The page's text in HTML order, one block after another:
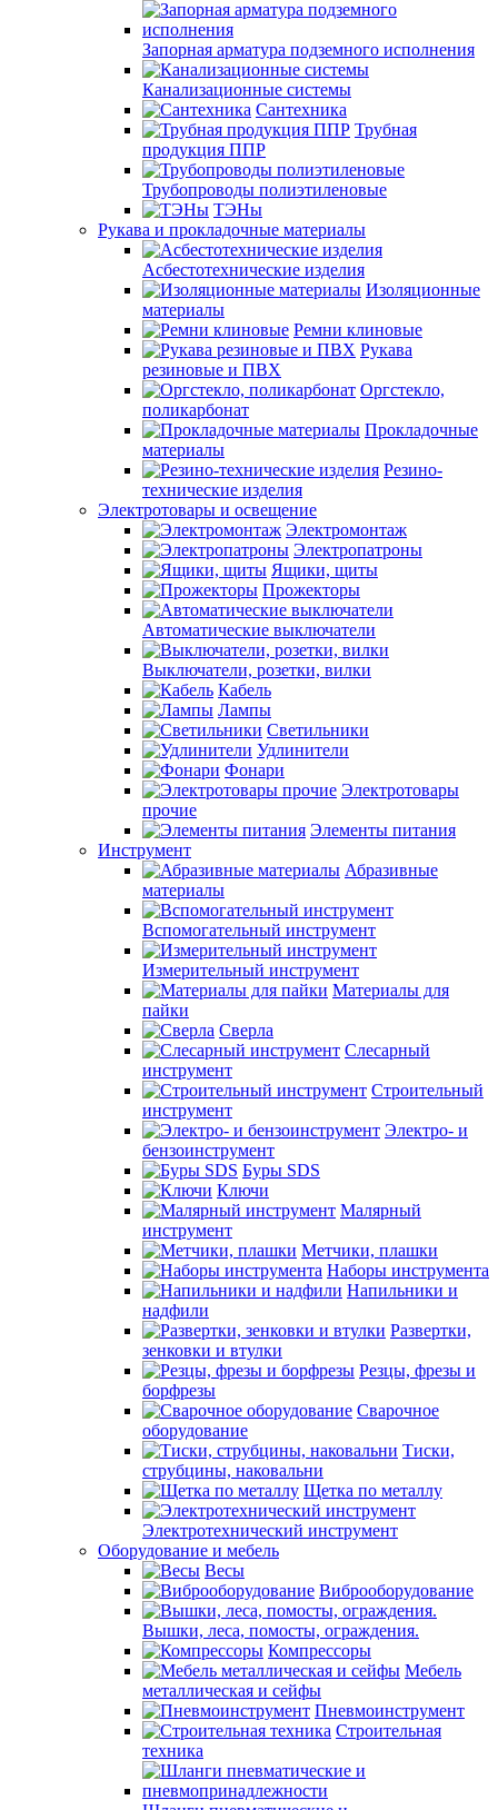
Запорная арматура подземного исполнения
Канализационные системы
Сантехника
Трубная
продукция ППР
Трубопроводы полиэтиленовые
ТЭНы
Рукава и прокладочные материалы
Асбестотехнические изделия
Изоляционные
материалы
Ремни клиновые
Рукава
резиновые и ПВХ
Оргстекло,
поликарбонат
Прокладочные
материалы
Резино-
технические изделия
Электротовары и освещение
Электромонтаж
Электропатроны
Ящики, щиты
Прожекторы
Автоматические выключатели
Выключатели, розетки, вилки
Кабель
Лампы
Светильники
Удлинители
Фонари
Электротовары
прочие
Элементы питания
Инструмент
Абразивные
материалы
Вспомогательный инструмент
Измерительный инструмент
Материалы для
пайки
Сверла
Слесарный
инструмент
Строительный
инструмент
Электро- и
бензоинструмент
Буры SDS
Ключи
Малярный
инструмент
Метчики, плашки
Наборы инструмента
Напильники и
надфили
Развертки,
зенковки и втулки
Резцы, фрезы и
борфрезы
Сварочное
оборудование
Тиски,
струбцины, наковальни
Щетка по металлу
Электротехнический инструмент
Оборудование и мебель
Весы
Виброоборудование
Вышки, леса, помосты, ограждения.
Компрессоры
Мебель
металлическая и сейфы
Пневмоинструмент
Строительная
техника